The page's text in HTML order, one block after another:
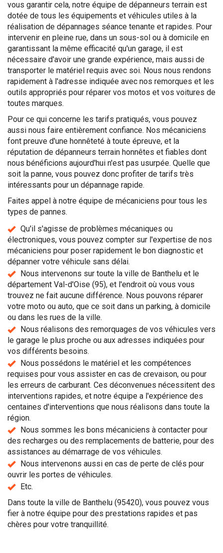
vous garantir cela, notre équipe de dépanneurs terrain est
dotée de tous les équipements et véhicules utiles à la
réalisation de dépannages séance tenante et rapides. Pour
intervenir en pleine rue, dans un sous-sol ou à domicile en
garantissant la même efficacité qu'un garage, il est
nécessaire d'avoir une grande expérience, mais aussi de
transporter le matériel requis avec soi. Nous nous rendons
rapidement à l'adresse indiquée avec nos remorques et les
outils appropriés pour réparer vos motos et vos voitures de
toutes marques.
Pour ce qui concerne les tarifs pratiqués, vous pouvez
aussi nous faire entièrement confiance. Nos mécaniciens
font preuve d'une honnêteté à toute épreuve, et la
réputation de dépanneurs terrain honnêtes et fiables dont
nous bénéficions aujourd'hui n'est pas usurpée. Quelle que
soit la panne, vous pouvez donc profiter de tarifs très
intéressants pour un dépannage rapide.
Faites appel à notre équipe de mécaniciens pour tous les
types de pannes.
Qu'il s'agisse de problèmes mécaniques ou
électroniques, vous pouvez compter sur l'expertise de nos
mécaniciens pour poser rapidement le bon diagnostic et
dépanner votre véhicule sans délai.
Nous intervenons sur toute la ville de Banthelu et le
département Val-d'Oise (95), et l'endroit où vous vous
trouvez ne fait aucune différence. Nous pouvons réparer
votre moto ou auto, que ce soit dans un parking, à domicile
ou dans les rues de la ville.
Nous réalisons des remorquages de vos véhicules vers
le garage le plus proche ou aux adresses indiquées pour
vos différents besoins.
Nous possédons le matériel et les compétences
requises pour vous assister en cas de crevaison, ou pour
les erreurs de carburant. Ces déconvenues nécessitent des
interventions rapides, et notre équipe a l'expérience des
centaines d'interventions que nous réalisons dans toute la
région.
Nous sommes les bons mécaniciens à contacter pour
des recharges ou des remplacements de batterie, pour des
assistances au démarrage de vos véhicules.
Nous intervenons aussi en cas de perte de clés pour
ouvrir les portes de véhicules.
Etc.
Dans toute la ville de Banthelu (95420), vous pouvez vous
fier à notre équipe pour des prestations rapides et pas
chères pour votre tranquillité.